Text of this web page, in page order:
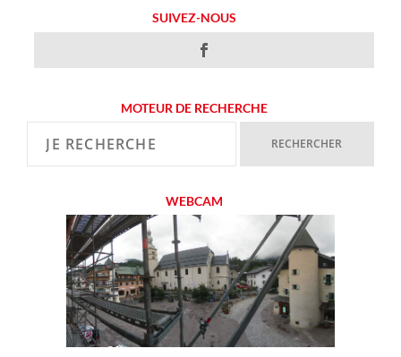
SUIVEZ-NOUS
MOTEUR DE RECHERCHE
WEBCAM